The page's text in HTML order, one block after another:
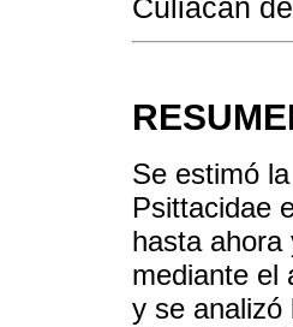
Culiacán
Se estimó
Psittacidae
hasta ahora
mediante el
y se analizó